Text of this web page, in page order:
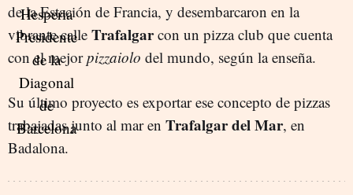
de la Estación de Francia, y desembarcaron en la
vibrante calle Trafalgarcon un pizza club que cuenta
con el mejorpizzaiolo del mundo, según la enseña.
Su último proyecto es exportar ese concepto de pizzas
trabajadas junto al mar en Trafalgar del Mar, en
Badalona.